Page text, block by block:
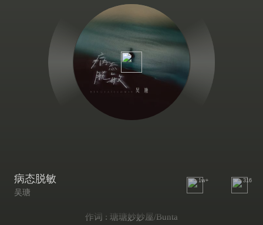
病态脱敏
吴瑭
1w+ 316
作词 : 瑭瑭妙妙屋/Bunta